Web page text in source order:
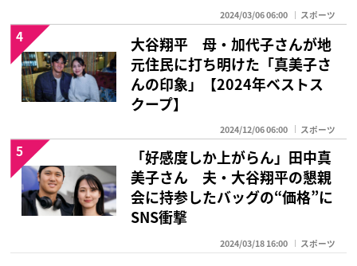
2024/03/06 06:00 スポーツ
大谷翔平 母・加代子さんが地
元住民に打ち明けた「真美子さ
んの印象」【2024年ベストス
クープ】
2024/12/06 06:00 スポーツ
4
「好感度しか上がらん」田中真
美子さん 夫・大谷翔平の懇親
会に持参したバッグの“価格”に
SNS衝撃
2024/03/18 16:00 スポーツ
5